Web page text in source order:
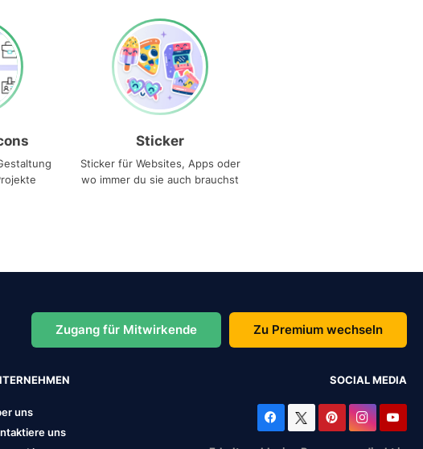
Sticker
Sticker für Websites, Apps oder
wo immer du sie auch brauchst
Zugang für Mitwirkende Zu Premium wechseln
uns
uns
SOCIAL MEDIA